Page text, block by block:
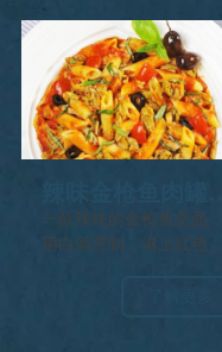
& 那不勒斯彭尼面
一款辣味的金枪鱼意面，
用白酒烹制，淋上红色的